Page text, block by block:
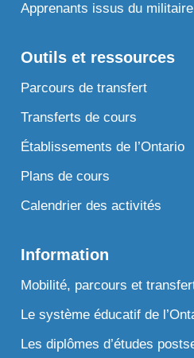
Apprenants issus du militaire
Outils et ressources
Parcours de transfert
Transferts de cours
Établissements de l’Ontario
Plans de cours
Calendrier des activités
Information
Mobilité, parcours et
Le système éducatif de
Les diplômes d’études